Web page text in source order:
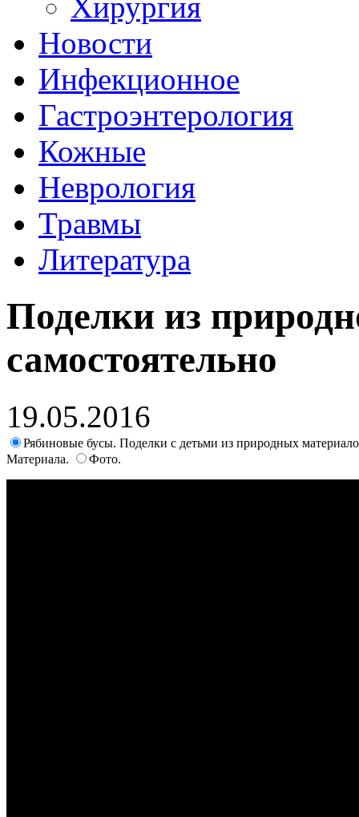
Новости
Инфекционное
Гастроэнтерология
Кожные
Неврология
Травмы
Литература
Поделки из
самостоятельно
19.05.2016
Рябиновые бусы. Поделки с детьми из природных
Материала.
Фото.